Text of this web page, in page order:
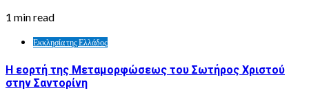
1 min read
Εκκλησία της Ελλάδος
Η εορτή της Μεταμορφώσεως του Σωτήρος Χριστού
στην Σαντορίνη